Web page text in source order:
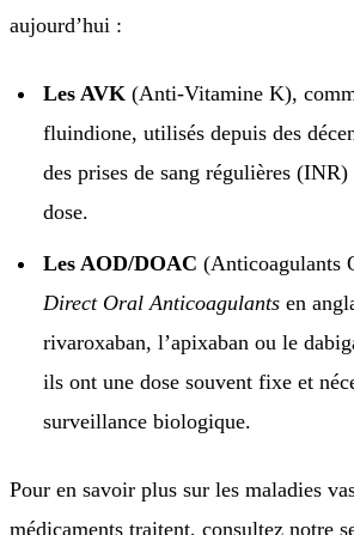
aujourd’hui :
Les AVK (Anti-Vitamine K),
fluindione, utilisés depuis des
des prises de sang régulières
dose.
Les AOD/DOAC (Anticoagulants
Direct Oral Anticoagulants en
rivaroxaban, l’apixaban ou le
ils ont une dose souvent fixe et
surveillance biologique.
Pour en savoir plus sur les maladies
médicaments traitent, consultez notre